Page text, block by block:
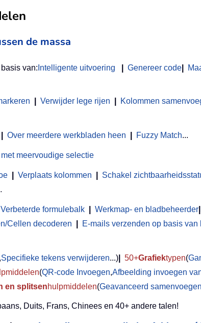
de massa
van: Intelligente uitvoering Genereer code
Verwijder lege rijen Kolommen
Over meerdere werkbladen heen Fuzzy Match...
meervoudige selectie
Verplaats kolommen Schakel
Verbeterde formulebalk Werkmap- en bladbeheerder
Cellen decoderen E-mails verzenden op basis van
,Specifieke tekens verwijderen...) 50+Grafiektypen(
(QR-code Invoegen,Afbeelding invoegen
en splitsenhulpmiddelen(Geavanceerd
Duits, Frans, Chinees en 40+ andere talen!